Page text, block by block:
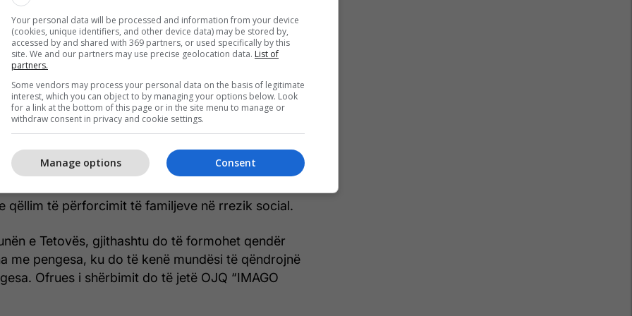
Babës ofrues i shërbimit “këshillim” do të jetë
ndërsa do të përfshihen 80 anëtarë të
social. Ekipet profesionale do të punojnë në
sociale dhe komunikuese të fëmijëve
vetëbesimin e tyre dhe vetërespektin, njohjen e
të përballjes.
që të ulen konfliktet dhe dhuna në familje,
do të punojnë edhe në përmirësimin e
dhe në komunikimin mes anëtarëve të
qëllim të përforcimit të familjeve në rrezik social.
e Tetovës, gjithashtu do të formohet qendër
me pengesa, ku do të kenë mundësi të qëndrojnë
Ofrues i shërbimit do të jetë OJQ “IMAGO
Your personal data will be processed and information from your device
(cookies, unique identifiers, and other device data) may be stored by,
accessed by and shared with 369 partners, or used specifically by this
site. We and our partners may use precise geolocation data. List of
partners.
Some vendors may process your personal data on the basis of legitimate
interest, which you can object to by managing your options below. Look
for a link at the bottom of this page or in the site menu to manage or
withdraw consent in privacy and cookie settings.
Consent
Manage options